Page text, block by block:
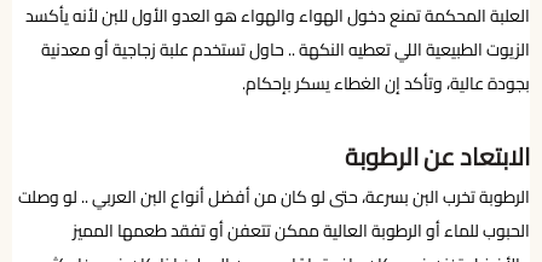
العلبة المحكمة تمنع دخول الهواء والهواء هو العدو الأول للبن لأنه يأكسد
الزيوت الطبيعية اللي تعطيه النكهة .. حاول تستخدم علبة زجاجية أو معدنية
بجودة عالية، وتأكد إن الغطاء يسكر بإحكام.
الابتعاد عن الرطوبة
الرطوبة تخرب البن بسرعة، حتى لو كان من أفضل أنواع البن العربي .. لو وصلت
الحبوب للماء أو الرطوبة العالية ممكن تتعفن أو تفقد طعمها المميز